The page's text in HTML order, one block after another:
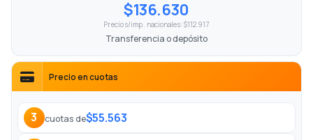
$136.630
Precio s/imp. nacionales: $112.917
Transferencia o depósito
Precio en cuotas
3 cuotas de$55.563